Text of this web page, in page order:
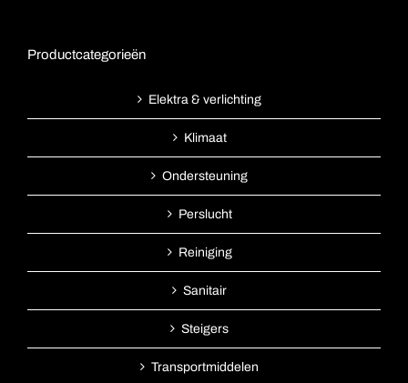
Productcategorieën
Elektra & verlichting
Klimaat
Ondersteuning
Perslucht
Reiniging
Sanitair
Steigers
Transportmiddelen